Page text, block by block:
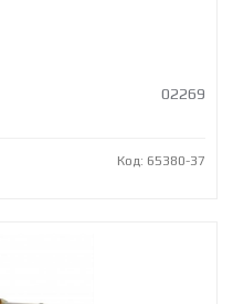
02269
Код: 65380-37